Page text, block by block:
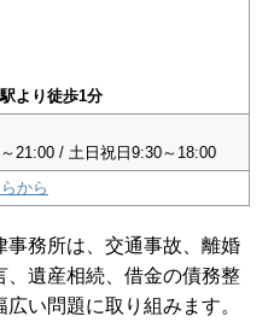
より徒歩1分
21:00 / 土日祝日9:30～18:00
から
務所は、交通事故、離婚
遺産相続、借金の債務整
い問題に取り組みます。